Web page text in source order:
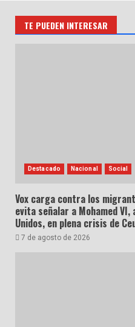
TE PUEDEN INTERESAR
Destacado Nacional Social
Vox carga contra los
evita señalar a Mohamed VI,
Unidos, en plena crisis de
7 de agosto de 2026